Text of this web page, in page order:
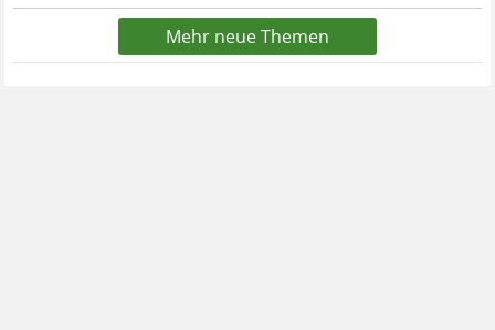
Mehr neue Themen